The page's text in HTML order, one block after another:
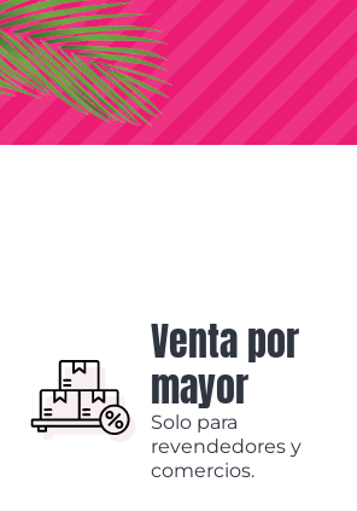
Venta por
mayor
Solo para
revendedores y
comercios.